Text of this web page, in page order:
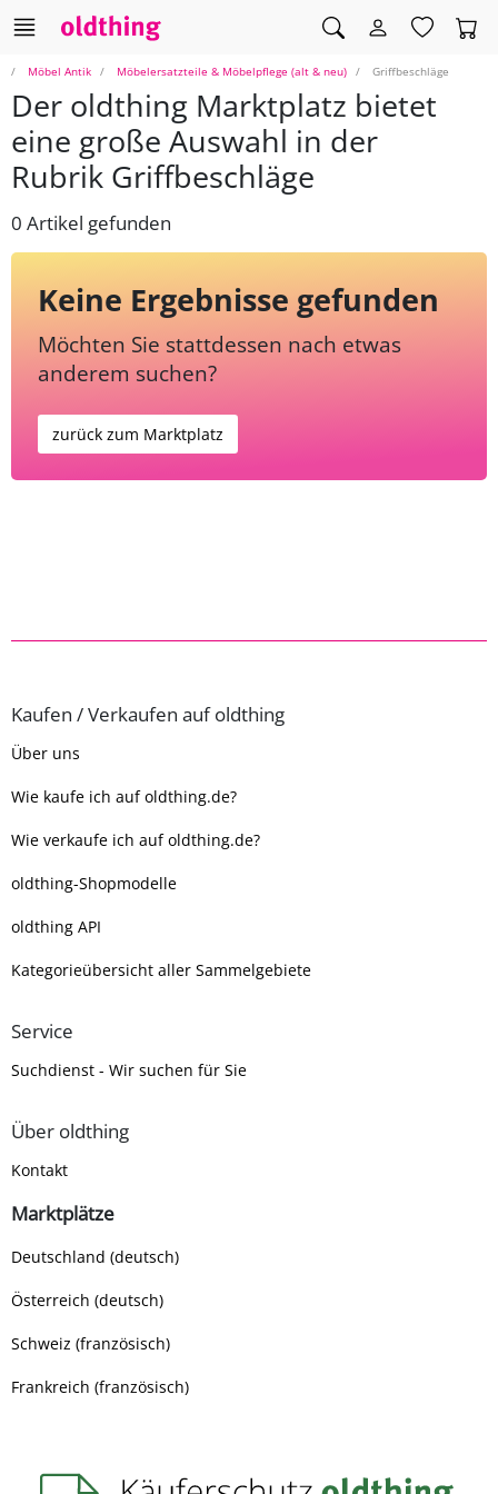
Möbel Antik Möbelersatzteile & Möbelpflege (alt & neu) Griffbeschläge
Der oldthing Marktplatz bietet
eine große Auswahl in der
Rubrik Griffbeschläge
0 Artikel gefunden
Keine Ergebnisse gefunden
Möchten Sie stattdessen nach etwas
anderem suchen?
zurück zum Marktplatz
Kaufen / Verkaufen auf oldthing
Über uns
Wie kaufe ich auf oldthing.de?
Wie verkaufe ich auf oldthing.de?
oldthing-Shopmodelle
oldthing API
Kategorieübersicht aller Sammelgebiete
Service
Suchdienst - Wir suchen für Sie
Über oldthing
Kontakt
Marktplätze
Deutschland (deutsch)
Österreich (deutsch)
Schweiz (französisch)
Frankreich (französisch)